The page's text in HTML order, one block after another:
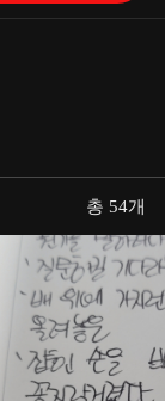
총 54개